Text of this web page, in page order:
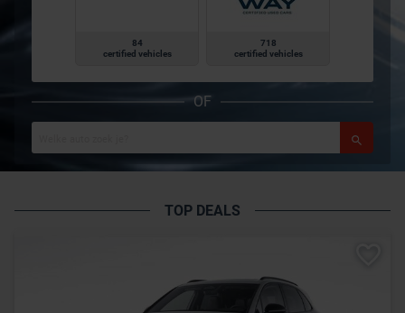
84
certified vehicles
718
certified vehicles
OF
TOP DEALS